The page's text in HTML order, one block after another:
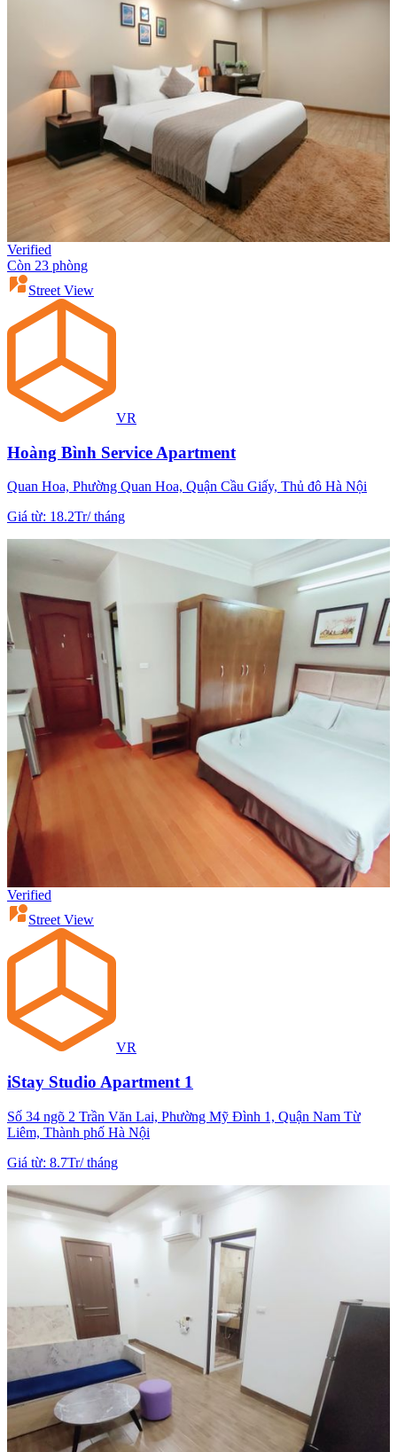
Verified
Còn 23 phòng
Street View
VR
Hoàng Bình Service Apartment
Quan Hoa, Phường Quan Hoa, Quận Cầu Giấy, Thủ đô Hà Nội
Giá từ: 18.2Tr/tháng
Verified
Street View
VR
iStay Studio Apartment 1
Số 34 ngõ 2 Trần Văn Lai, Phường Mỹ Đình 1, Quận Nam Từ
Liêm, Thành phố Hà Nội
Giá từ: 8.7Tr/tháng